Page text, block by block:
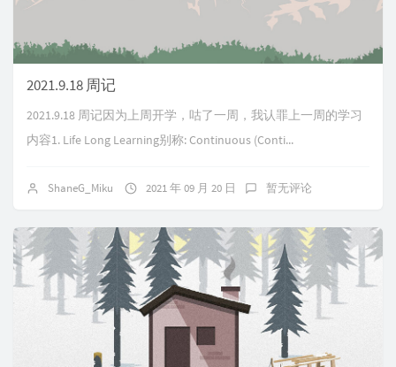
2021.9.18 周记
2021.9.18 周记因为上周开学，咕了一周，我认罪上一周的学习
内容1. Life Long Learning别称: Continuous (Conti...
ShaneG_Miku 2021 年 09 月 20 日 暂无评论